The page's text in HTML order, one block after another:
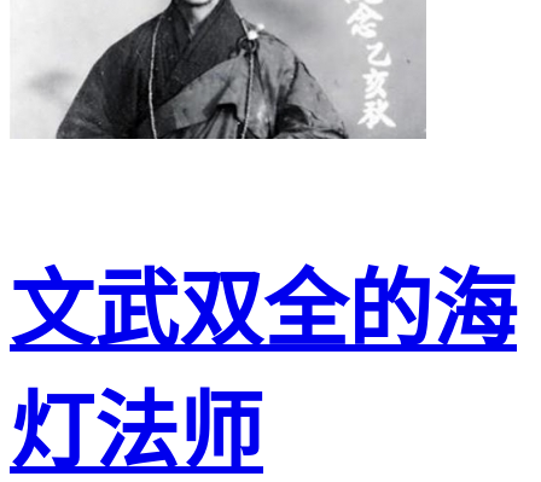
文武双全的海
灯法师